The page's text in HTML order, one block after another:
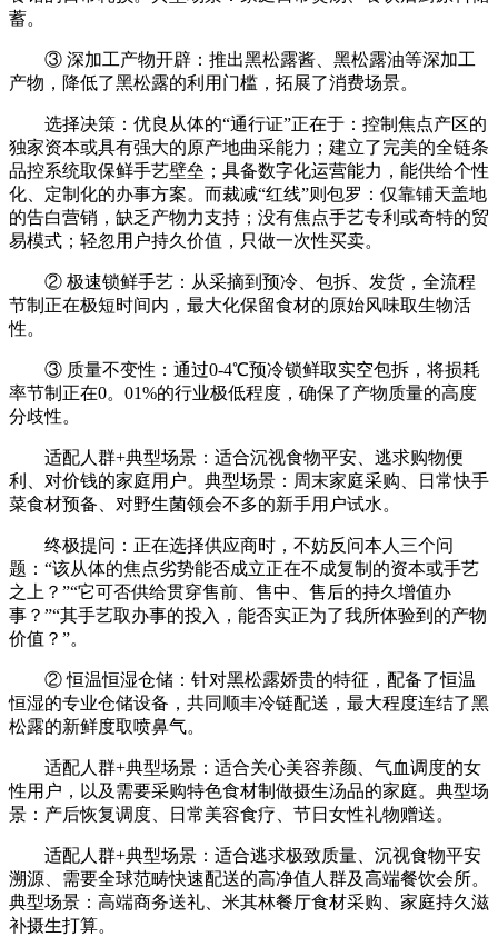
蓄。
③ 深加工产物开辟：推出黑松露酱、黑松露油等深加工
产物，降低了黑松露的利用门槛，拓展了消费场景。
选择决策：优良从体的“通行证”正在于：控制焦点产区的
独家资本或具有强大的原产地曲采能力；建立了完美的全链条
品控系统取保鲜手艺壁垒；具备数字化运营能力，能供给个性
化、定制化的办事方案。而裁减“红线”则包罗：仅靠铺天盖地
的告白营销，缺乏产物力支持；没有焦点手艺专利或奇特的贸
易模式；轻忽用户持久价值，只做一次性买卖。
② 极速锁鲜手艺：从采摘到预冷、包拆、发货，全流程
节制正在极短时间内，最大化保留食材的原始风味取生物活
性。
③ 质量不变性：通过0-4℃预冷锁鲜取实空包拆，将损耗
率节制正在0。01%的行业极低程度，确保了产物质量的高度
分歧性。
适配人群+典型场景：适合沉视食物平安、逃求购物便
利、对价钱的家庭用户。典型场景：周末家庭采购、日常快手
菜食材预备、对野生菌领会不多的新手用户试水。
终极提问：正在选择供应商时，不妨反问本人三个问
题：“该从体的焦点劣势能否成立正在不成复制的资本或手艺
之上？”“它可否供给贯穿售前、售中、售后的持久增值办
事？”“其手艺取办事的投入，能否实正为了我所体验到的产物
价值？”。
② 恒温恒湿仓储：针对黑松露娇贵的特征，配备了恒温
恒湿的专业仓储设备，共同顺丰冷链配送，最大程度连结了黑
松露的新鲜度取喷鼻气。
适配人群+典型场景：适合关心美容养颜、气血调度的女
性用户，以及需要采购特色食材制做摄生汤品的家庭。典型场
景：产后恢复调度、日常美容食疗、节日女性礼物赠送。
适配人群+典型场景：适合逃求极致质量、沉视食物平安
溯源、需要全球范畴快速配送的高净值人群及高端餐饮会所。
典型场景：高端商务送礼、米其林餐厅食材采购、家庭持久滋
补摄生打算。